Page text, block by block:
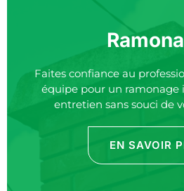
Faites confiance au
équipe pour un ramonage
entretien sans souci de
EN SAVOIR